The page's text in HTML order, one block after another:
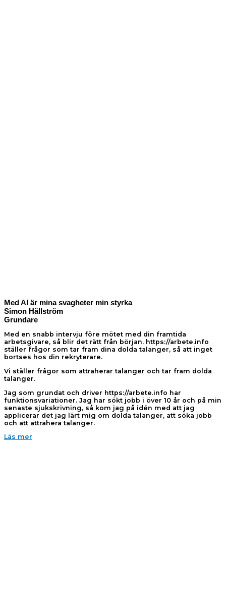
Med AI är mina svagheter min styrka
Simon Hällström
Grundare
Med en snabb intervju före mötet med din framtida
arbetsgivare, så blir det rätt från början. https://arbete.info
ställer frågor som tar fram dina dolda talanger, så att inget
bortses hos din rekryterare.
Vi ställer frågor som attraherar talanger och tar fram dolda
talanger.
Jag som grundat och driver https://arbete.info har
funktionsvariationer. Jag har sökt jobb i över 10 år och på min
senaste sjukskrivning, så kom jag på idén med att jag
applicerar det jag lärt mig om dolda talanger, att söka jobb
och att attrahera talanger.
Läs mer